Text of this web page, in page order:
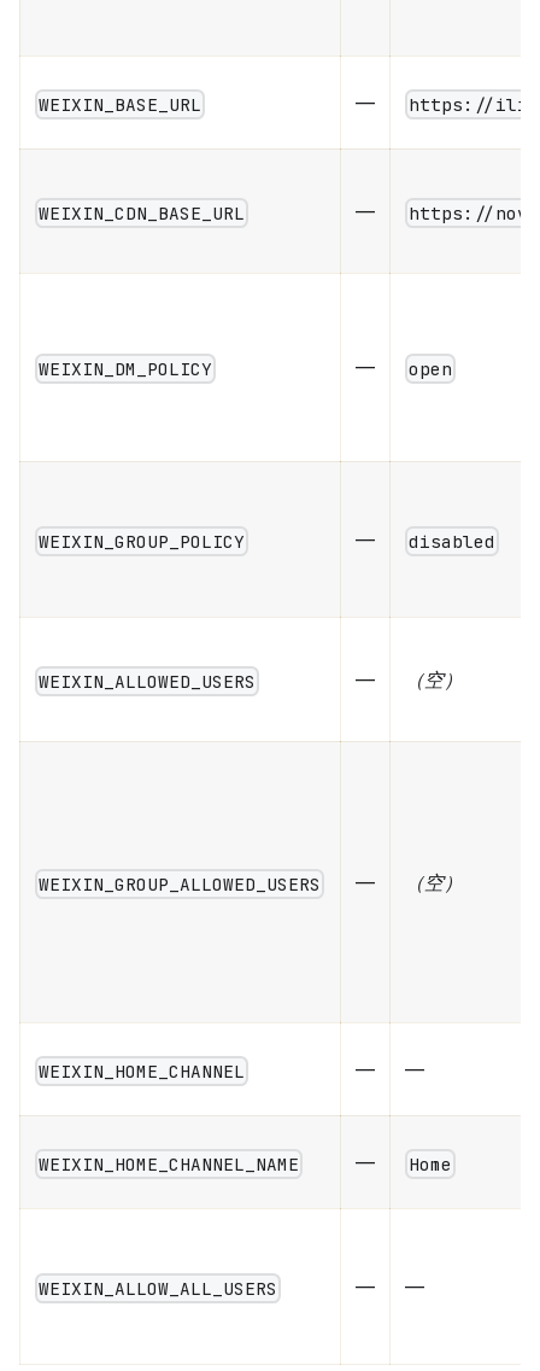
WEIXIN_BASE_URL — https://
WEIXIN_CDN_BASE_URL — https://
WEIXIN_DM_POLICY — open
WEIXIN_GROUP_POLICY — disabled
WEIXIN_ALLOWED_USERS — （空）
WEIXIN_GROUP_ALLOWED_USERS — （空）
WEIXIN_HOME_CHANNEL — —
WEIXIN_HOME_CHANNEL_NAME — Home
WEIXIN_ALLOW_ALL_USERS — —